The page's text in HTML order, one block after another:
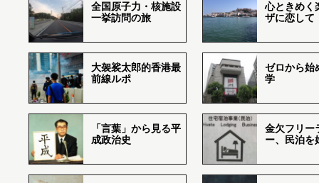
全国原子力・核施設
一挙訪問の旅
心ときめく
ザに恋して
大袈裟太郎的香港最
前線ルポ
ゼロから始
学
「言葉」から見る平
成政治史
金欠フリー
ー、民泊を